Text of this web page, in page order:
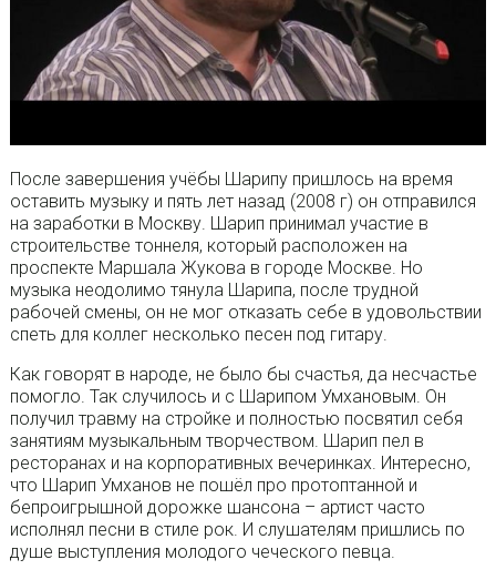
После завершения учёбы Шарипу пришлось на время
оставить музыку и пять лет назад (2008 г) он отправился
на заработки в Москву. Шарип принимал участие в
строительстве тоннеля, который расположен на
проспекте Маршала Жукова в городе Москве. Но
музыка неодолимо тянула Шарипа, после трудной
рабочей смены, он не мог отказать себе в удовольствии
спеть для коллег несколько песен под гитару.
Как говорят в народе, не было бы счастья, да несчастье
помогло. Так случилось и с Шарипом Умхановым. Он
получил травму на стройке и полностью посвятил себя
занятиям музыкальным творчеством. Шарип пел в
ресторанах и на корпоративных вечеринках. Интересно,
что Шарип Умханов не пошёл про протоптанной и
бепроигрышной дорожке шансона – артист часто
исполнял песни в стиле рок. И слушателям пришлись по
душе выступления молодого чеческого певца.